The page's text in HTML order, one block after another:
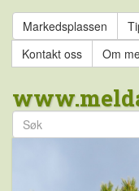
Markedsplassen
Kontakt oss
Om